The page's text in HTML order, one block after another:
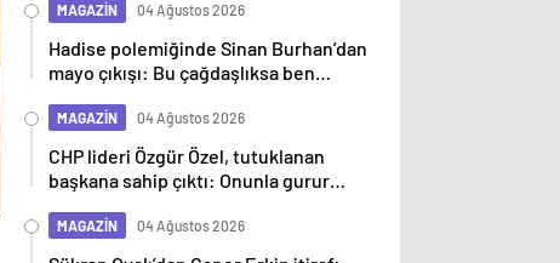
MAGAZİN 04 Ağustos 2026
Hadise polemiğinde Sinan Burhan’dan
mayo çıkışı: Bu çağdaşlıksa ben
MAGAZİN 04 Ağustos 2026
CHP lideri Özgür Özel, tutuklanan
başkana sahip çıktı: Onunla gurur
MAGAZİN 04 Ağustos 2026